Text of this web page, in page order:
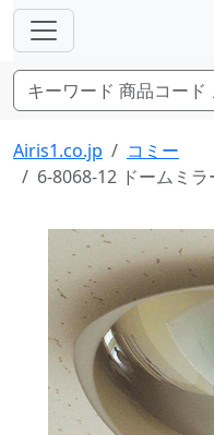
Airis1.co.jp
コミー
6-8068-12 ドームミラ